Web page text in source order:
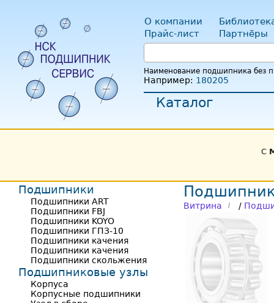
О компании
Прайс-лист
Партнёры
Наименование подшипника без
Например: 180205
Каталог
С
Витрина /
Подшипники
Подшипники ART
Подшипники FBJ
Подшипники KOYO
Подшипники ГПЗ-10
Подшипники качения
Подшипники качения
Подшипники скольжения
Подшипниковые узлы
Корпуса
Корпусные подшипники